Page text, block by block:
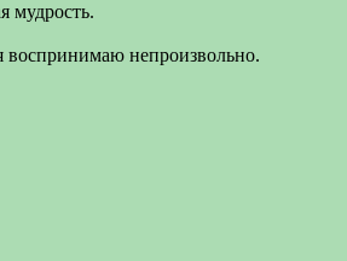
мудрость.
воспринимаю непроизвольно.